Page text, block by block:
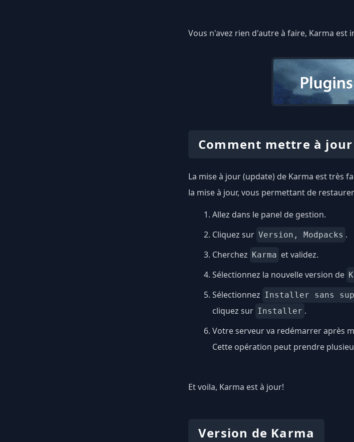
Vous n'avez rien d'autre à faire, Karma
Comment mettre à jour
La mise à jour (update) de Karma est très
la mise à jour, vous permettant de
Allez dans le panel de gestion.
Cliquez sur Version, Modpacks .
Cherchez Karma et validez.
Sélectionnez la nouvelle version de
Sélectionnez Installer sans
cliquez sur Installer .
Votre serveur va redémarrer après
Cette opération peut prendre
Et voila, Karma est à jour!
Version de Karma